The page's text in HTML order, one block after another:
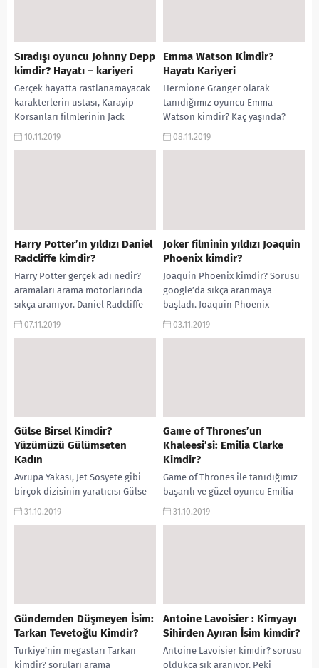
Sıradışı oyuncu Johnny Depp
kimdir? Hayatı – kariyeri
Gerçek hayatta rastlanamayacak
karakterlerin ustası, Karayip
Korsanları filmlerinin Jack
Sparow’u Johnny Depp, Depp
10.11.2019
Emma Watson Kimdir?
Hayatı Kariyeri
Hermione Granger olarak
tanıdığımız oyuncu Emma
Watson kimdir? Kaç yaşında?
Nereli? Rol aldığı film ve diziler?
08.11.2019
Harry Potter’ın yıldızı Daniel
Radcliffe kimdir?
Harry Potter gerçek adı nedir?
aramaları arama motorlarında
sıkça aranıyor. Daniel Radcliffe
kimdir? Kaç yaşında? Evli mi?
07.11.2019
Joker filminin yıldızı Joaquin
Phoenix kimdir?
Joaquin Phoenix kimdir? Sorusu
google’da sıkça aranmaya
başladı. Joaquin Phoenix
biyografisi, Joaquin Phoenix’in
03.11.2019
Gülse Birsel Kimdir?
Yüzümüzü Gülümseten
Kadın
Avrupa Yakası, Jet Sosyete gibi
birçok dizisinin yaratıcısı Gülse
Birsel Kimdir? soruları arama
31.10.2019
Game of Thrones’un
Khaleesi’si: Emilia Clarke
Kimdir?
Game of Thrones ile tanıdığımız
başarılı ve güzel oyuncu Emilia
Clarke kimdir? soruları arama
31.10.2019
Gündemden Düşmeyen İsim:
Tarkan Tevetoğlu Kimdir?
Türkiye’nin megastarı Tarkan
kimdir? soruları arama
Antoine Lavoisier : Kimyayı
Sihirden Ayıran İsim kimdir?
Antoine Lavoisier kimdir? sorusu
oldukça sık aranıyor. Peki